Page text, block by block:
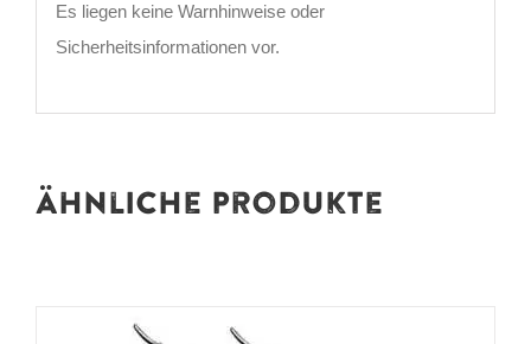
Es liegen keine Warnhinweise oder
Sicherheitsinformationen vor.
Ähnliche Produkte